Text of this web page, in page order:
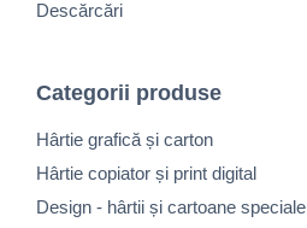
Descărcări
Categorii produse
Hârtie grafică și carton
Hârtie copiator și print digital
Design - hârtii și cartoane speciale